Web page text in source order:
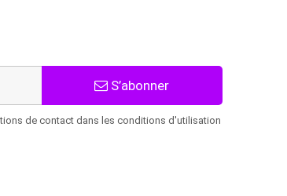
S’abonner
de contact dans les conditions d'utilisation